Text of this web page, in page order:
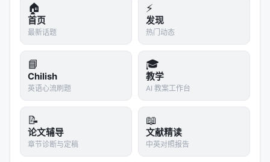
3.4 Filesystem-First Trace Analysis
每个评估的 harness 在文件系统中留下一个目录，包
含：
源代码
评估分数
执行轨迹
（prompts、tool calls、model
outputs、state updates）
Proposer 通过标准终端工具检索，而非作为单一
🏠
首页
最新话题
⚡
发现
热门动态
📘
Chilish
英语心流刷题
🎓
教学
AI 教案工作台
📝
论文辅导
章节诊断与定稿
📖
文献精读
中英对照报告